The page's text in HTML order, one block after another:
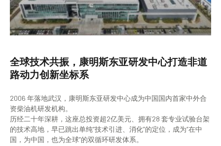
全球技术共振，康明斯东亚研发中心打造非道
路动力创新坐标系
2006 年落地武汉，康明斯东亚研发中心成为中国国内首家中外合
资柴油机研发机构。
历经二十年深耕，这座总投资超2亿美元、拥有28 套专业试验台架
的技术高地，早已跳出单纯“技术引进、消化”的定位，成为“在中
国，为中国，也为全球”的双循环研发体系。